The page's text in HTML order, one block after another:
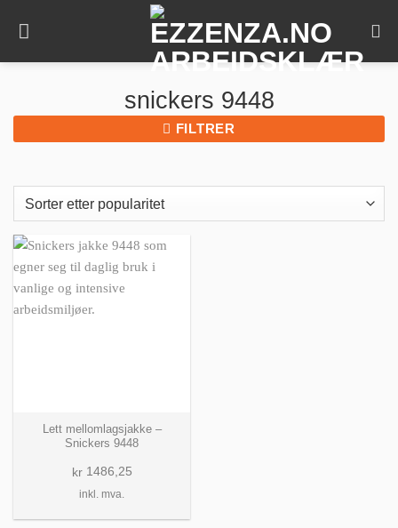
snickers 9448
FILTRER
Lett mellomlagsjakke –
Snickers 9448
kr1486,25
inkl. mva.